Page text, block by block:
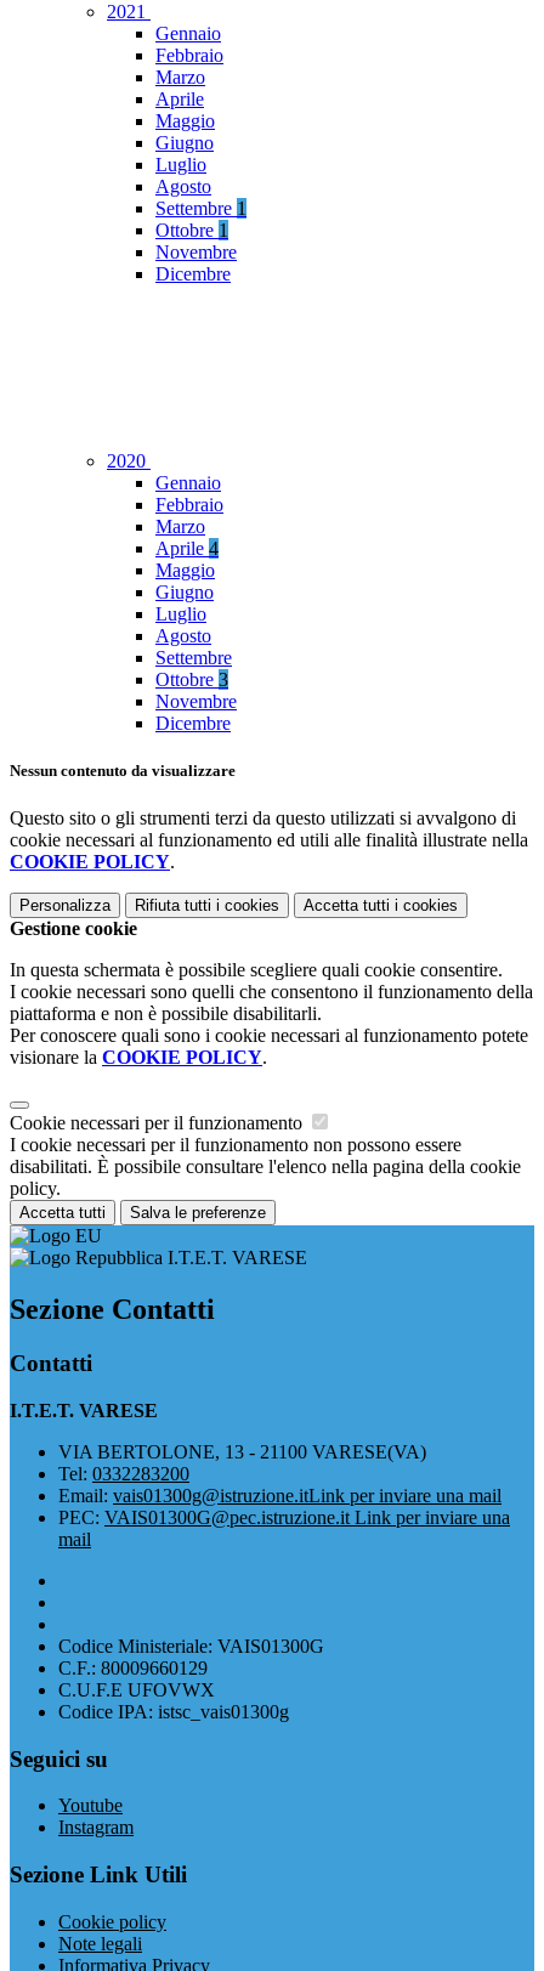
2021
Gennaio
Febbraio
Marzo
Aprile
Maggio
Giugno
Luglio
Agosto
Settembre 1
Ottobre 1
Novembre
Dicembre
2020
Gennaio
Febbraio
Marzo
Aprile 4
Maggio
Giugno
Luglio
Agosto
Settembre
Ottobre 3
Novembre
Dicembre
Nessun contenuto da visualizzare
Questo sito o gli strumenti terzi da questo utilizzati si avvalgono di
cookie necessari al funzionamento ed utili alle finalità illustrate nella
COOKIE POLICY.
Personalizza Rifiuta tutti i cookies Accetta tutti i cookies
Gestione cookie
In questa schermata è possibile scegliere quali cookie consentire.
I cookie necessari sono quelli che consentono il funzionamento della
piattaforma e non è possibile disabilitarli.
Per conoscere quali sono i cookie necessari al funzionamento potete
visionare la COOKIE POLICY.
Cookie necessari per il funzionamento
I cookie necessari per il funzionamento non possono essere
disabilitati. È possibile consultare l'elenco nella pagina della cookie
policy.
Accetta tutti Salva le preferenze
I.T.E.T. VARESE
Sezione Contatti
Contatti
I.T.E.T. VARESE
VIA BERTOLONE, 13 - 21100 VARESE(VA)
Tel: 0332283200
Email: vais01300g@istruzione.itLink per inviare una mail
PEC: VAIS01300G@pec.istruzione.it Link per inviare una
mail
Codice Ministeriale: VAIS01300G
C.F.: 80009660129
C.U.F.E UFOVWX
Codice IPA: istsc_vais01300g
Seguici su
Youtube
Instagram
Sezione Link Utili
Cookie policy
Note legali
Informativa Privacy